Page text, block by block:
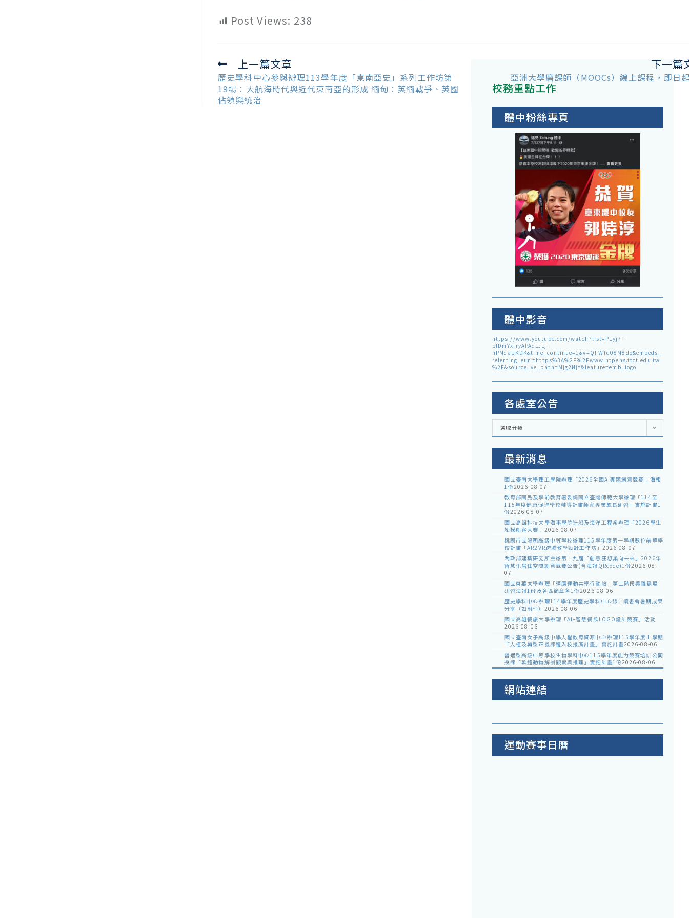
Post Views: 238
Read
more
articles
上一篇文章
歷史學科中心參與辦理113學年度「東南亞史」系列工作坊第
19場：大航海時代與近代東南亞的形成 緬甸：英緬戰爭、英國
佔領與統治
下一篇
亞洲大學磨課師（MOOCs）線上課程，即日
校務重點工作
體中粉絲專頁
體中影音
https://www.youtube.com/watch?list=PLyj7F-
blDmYxiryAPAqLJLj-
hPMqaUKDK&time_continue=1&v=QFWTd08M8do&embeds_
referring_euri=https%3A%2F%2Fwww.ntpehs.ttct.edu.tw
%2F&source_ve_path=Mjg2NjY&feature=emb_logo
各處室公告
各
室
選取分類
最新消息
國立臺南大學理工學院辦理「2026全國AI專題創意競賽」海報
1份2026-08-07
教育部國民及學前教育署委請國立臺灣師範大學辦理「114至
115年度健康促進學校輔導計畫師資專業成長研習」實施計畫1
份2026-08-07
國立高雄科技大學海事學院造船及海洋工程系辦理「2026學生
船模創客大賽」 2026-08-07
桃園市立陽明高級中等學校辦理115學年度第一學期數位前導學
校計畫「AR2VR跨域教學設計工作坊」 2026-08-07
內政部建築研究所主辦第十九屆「創意狂想巢向未來」2026年
智慧化居住空間創意競賽公告(含海報QRcode)1份2026-08-
07
國立東華大學辦理「適應運動共學行動站」第二階段與離島場
研習海報1份及各區簡章各1份2026-08-06
歷史學科中心辦理114學年度歷史學科中心線上讀書會暑期成果
分享（如附件） 2026-08-06
國立高雄餐旅大學辦理「AI+智慧餐飲LOGO設計競賽」活動
2026-08-06
國立臺南女子高級中學人權教育資源中心辦理115學年度上學期
「人權及轉型正義課程入校推廣計畫」實施計畫2026-08-06
普通型高級中等學校生物學科中心115學年度能力競賽培訓公開
授課「軟體動物解剖觀察與推理」實施計畫1份2026-08-06
網站連結
運動賽事日曆